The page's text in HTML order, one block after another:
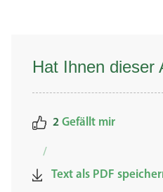
Hat Ihnen dieser
2 Gefällt mir
/
Text als PDF